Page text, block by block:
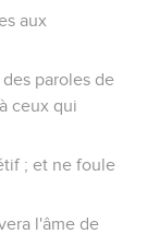
aux
paroles de
ceux qui
; et ne foule
l'âme de